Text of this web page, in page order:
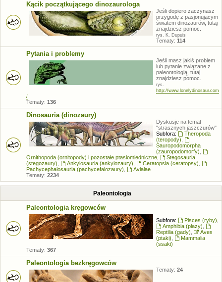
Kącik początkującego dinozaurologa
Jeśli dopiero zaczynasz
przygodę z pasjonującym
światem dinozaurów, tutaj
znajdziesz pomoc.
rys. K. Dupuis
Tematy: 114
Pytania i problemy
Jeśli masz jakiś problem
lub pytanie związane z
paleontologią, tutaj
znajdziesz pomoc.
rys.
http://www.lonelydinosaur.com
/
Tematy: 136
Dinosauria (dinozaury)
Dyskusje na temat
"strasznych jaszczurów"
Subfora:
Theropoda
(teropody)
Sauropodomorpha
(zauropodomorfy)
Ornithopoda (ornitopody) i pozostałe ptasiomiedniczne
Stegosauria
(stegozaury)
Ankylosauria (ankylozaury) Ceratopsia (ceratopsy)
Pachycephalosauria (pachycefalozaury)
Avialae
Tematy: 2234
Paleontologia
Paleontologia kręgowców
Subfora: Pisces (ryby)
Amphibia (płazy)
Reptilia (gady)
Aves
(ptaki)
Mammalia
(ssaki)
Tematy: 367
Paleontologia bezkręgowców
Tematy: 24